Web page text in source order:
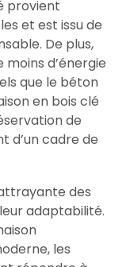
provient
et est issu de
De plus,
d’énergie
que le béton
en bois clé
de
d’un cadre de
des
adaptabilité.
les